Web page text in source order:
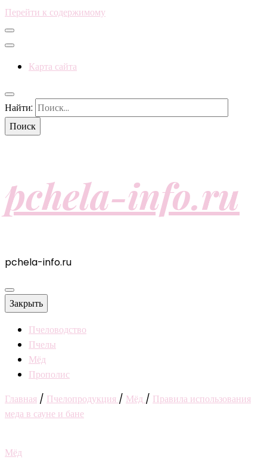
Перейти к содержимому
Карта сайта
Найти:
pchela-info.ru
pchela-info.ru
Закрыть
Пчеловодство
Пчелы
Мёд
Прополис
Главная / Пчелопродукция / Мёд / Правила использования
меда в сауне и бане
Мёд